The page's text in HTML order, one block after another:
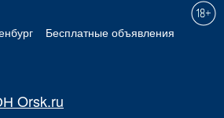
Бесплатные объявления
Orsk.ru